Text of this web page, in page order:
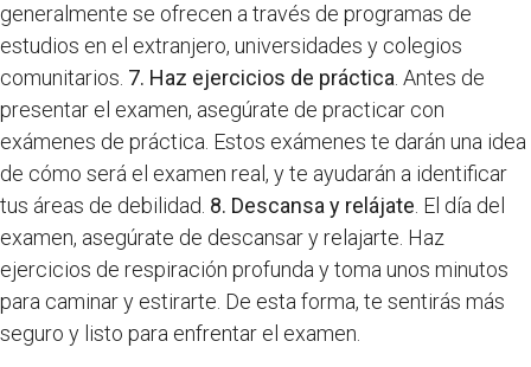
generalmente se ofrecen a través de programas de
estudios en el extranjero, universidades y colegios
comunitarios. 7. Haz ejercicios de práctica . Antes de
presentar el examen, asegúrate de practicar con
exámenes de práctica. Estos exámenes te darán una idea
de cómo será el examen real, y te ayudarán a identificar
tus áreas de debilidad. 8. Descansa y relájate . El día del
examen, asegúrate de descansar y relajarte. Haz
ejercicios de respiración profunda y toma unos minutos
para caminar y estirarte. De esta forma, te sentirás más
seguro y listo para enfrentar el examen.